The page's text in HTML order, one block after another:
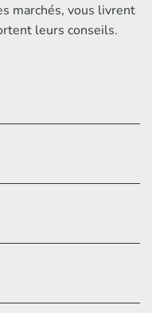
marchés, vous livrent
leurs conseils.